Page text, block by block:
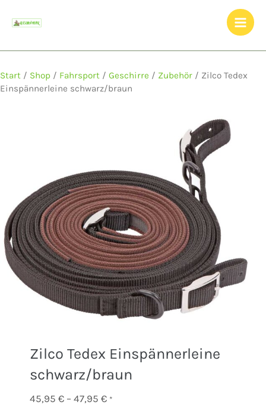
Inhalt
Start / Shop / Fahrsport / Geschirre / Zubehör / Zilco Tedex
Einspännerleine schwarz/braun
Zilco Tedex Einspännerleine
schwarz/braun
45,95 € – 47,95 €Preisspanne:
*